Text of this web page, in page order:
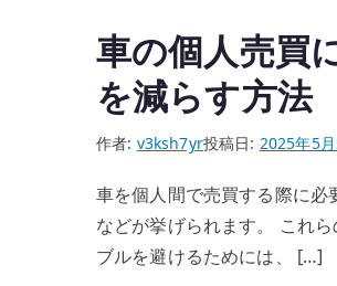
車の個人売買
を減らす方法
作者: v3ksh7yr投稿日: 2025年5
車を個人間で売買する際に
などが挙げられます。 これ
ブルを避けるためには、 […]